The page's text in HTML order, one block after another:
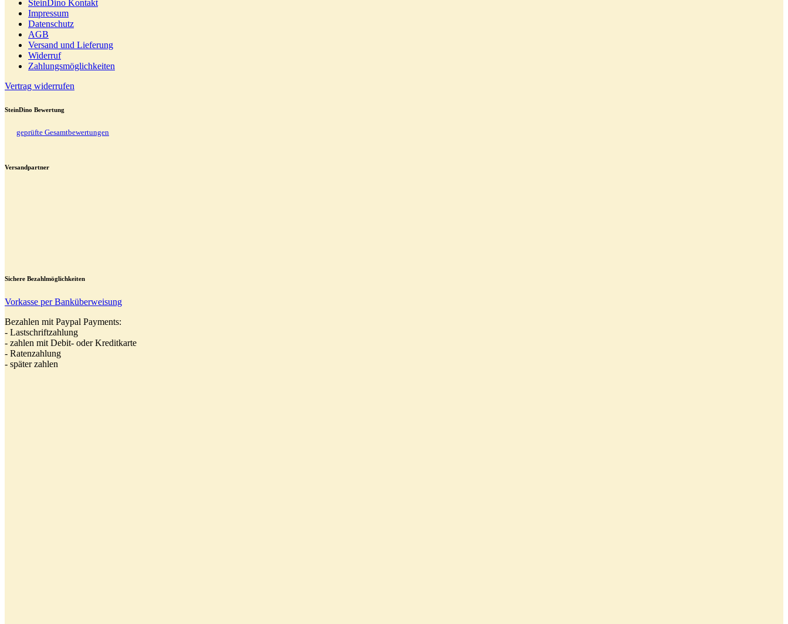
SteinDino Kontakt
Impressum
Datenschutz
AGB
Versand und Lieferung
Widerruf
Zahlungsmöglichkeiten
Vertrag widerrufen
SteinDino Bewertung
geprüfte Gesamtbewertungen
Versandpartner
Sichere Bezahlmöglichkeiten
Vorkasse per Banküberweisung
Bezahlen mit Paypal Payments:
- Lastschriftzahlung
- zahlen mit Debit- oder Kreditkarte
- Ratenzahlung
- später zahlen